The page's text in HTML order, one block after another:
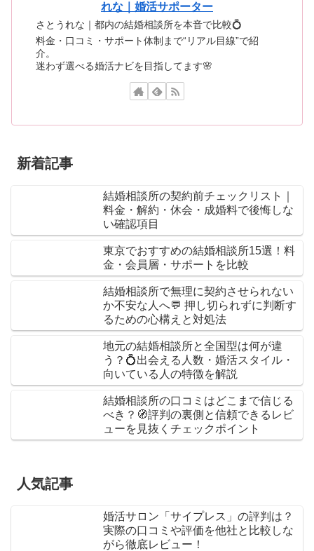
れな｜婚活サポーター
さとうれな｜都内の結婚相談所を本音で比較💍
料金・口コミ・サポート体制まで“リアル目線”で紹
介。
迷わず選べる婚活ナビを目指してます🌸
新着記事
結婚相談所の契約前チェックリスト｜
料金・解約・休会・成婚料で後悔しな
い確認項目
東京でおすすめの結婚相談所15選！料
金・会員層・サポートを比較
結婚相談所で無理に契約させられない
か不安な人へ💬 押し切られずに判断す
るための心構えと対処法
地元の結婚相談所と全国型は何が違
う？💍出会える人数・婚活スタイル・
向いている人の特徴を解説
結婚相談所の口コミはどこまで信じる
べき？🧭評判の裏側と信頼できるレビ
ューを見抜くチェックポイント
人気記事
婚活サロン「サイプレス」の評判は？
実際の口コミや評価を他社と比較しな
がら徹底レビュー！